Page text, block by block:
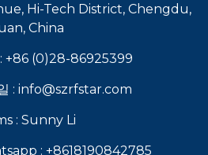
Hi-Tech District, Chengdu,
China
+86 (0)28-86925399
: info@szrfstar.com
: Sunny Li
: +8618190842785